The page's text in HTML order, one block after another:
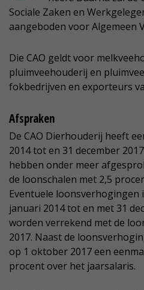
Sociale Zaken en
aangeboden voor Algemeen
Die CAO geldt voor
pluimveehouderij en
fokbedrijven en exporteurs
Afspraken
De CAO Dierhouderij heeft
2014 tot en 31 december
hebben onder meer
de loonschalen met 2,5
Eventuele loonsverhogingen
januari 2014 tot en met 31
worden verrekend met de
2017. Naast de
op 1 oktober 2017 een
procent over het jaarsalaris.